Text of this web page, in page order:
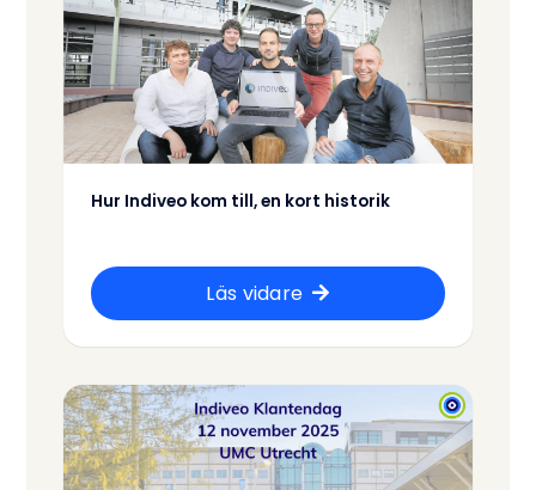
Hur Indiveo kom till, en kort historik
Läs vidare